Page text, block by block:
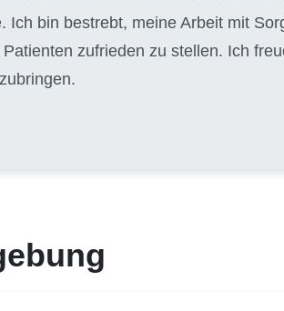
Ich bin bestrebt, meine Arbeit mit
zufrieden zu stellen. Ich